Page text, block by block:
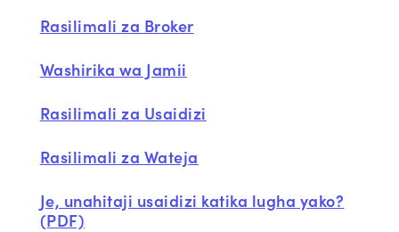
Rasilimali za Broker
Washirika wa Jamii
Rasilimali za Usaidizi
Rasilimali za Wateja
Je, unahitaji usaidizi katika lugha yako?
(PDF)